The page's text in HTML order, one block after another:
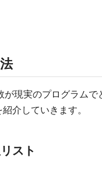
が現実のプログラムで
介していきます。
スト